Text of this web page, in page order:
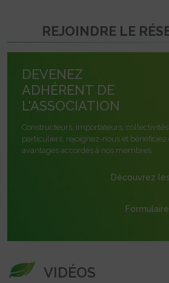
REJOINDRE LE
DEVENEZ
ADHÉRENT DE
L'ASSOCIATION
Constructeurs, importateurs,
particuliers, rejoignez-nous et
avantages accordés à nos membres.
Découvrez
Formulaire
VIDÉOS